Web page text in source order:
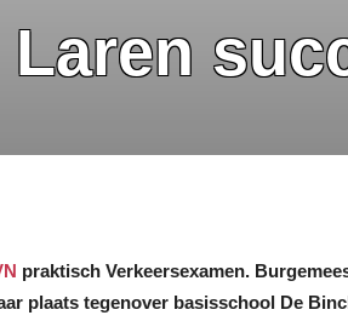
Laren
praktisch Verkeersexamen.
plaats tegenover basisschool De